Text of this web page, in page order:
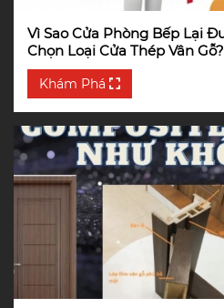
Vì Sao Cửa Phòng Bếp Lại Được Nhiều Người Lựa
Chọn Loại Cửa Thép Vân Gỗ?
Khám Phá